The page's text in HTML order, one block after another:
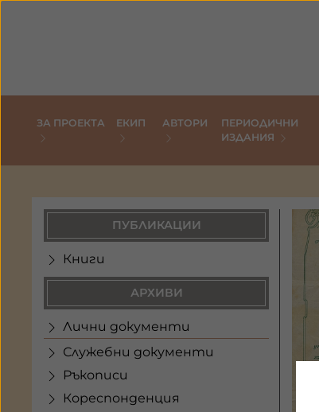
ЗА ПРОЕКТА ЕКИП АВТОРИ
ПЕРИОДИЧНИ
ИЗДАНИЯ
ПУБЛИКАЦИИ
Книги
АРХИВИ
Лични документи
Служебни документи
Ръкописи
Кореспонденция